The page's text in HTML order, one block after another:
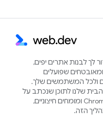
לבנות אתרים יפים,
שפועלים
המשתמשים שלך.
שלנו לתוכן שנכתב על
ידי חברי צוות Chrome ומומחים חיצוניים,
הזה.